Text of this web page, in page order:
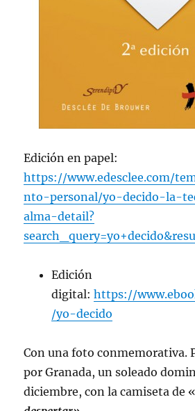
Edición en papel:
https://www.edesclee.com/
nto-personal/yo-decido-la-
alma-detail?
Edición
digital:https://
/yo-decido
Con una foto conmemorativa.
por Granada, un soleado
diciembre, con la camiseta de «